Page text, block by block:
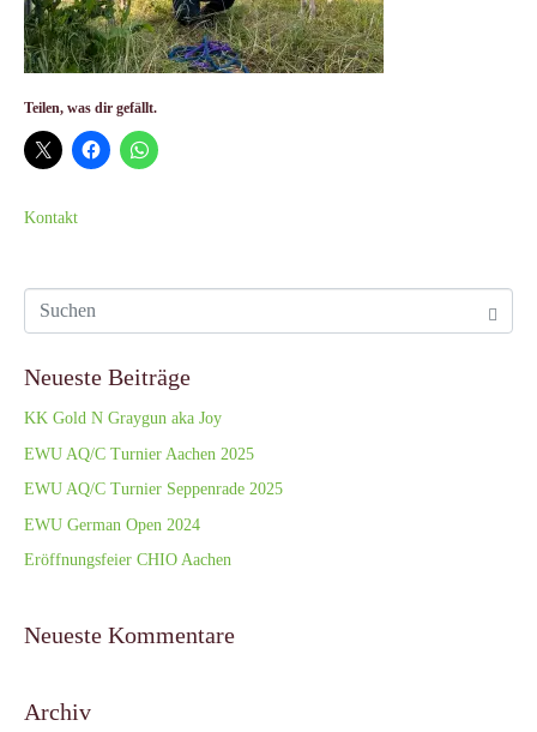
Teilen, was dir gefällt.
Kontakt
Neueste Beiträge
KK Gold N Graygun aka Joy
EWU AQ/C Turnier Aachen 2025
EWU AQ/C Turnier Seppenrade 2025
EWU German Open 2024
Eröffnungsfeier CHIO Aachen
Neueste Kommentare
Archiv